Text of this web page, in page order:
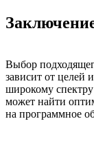
Выбор
зависит от целей
широкому
может найти
на программное